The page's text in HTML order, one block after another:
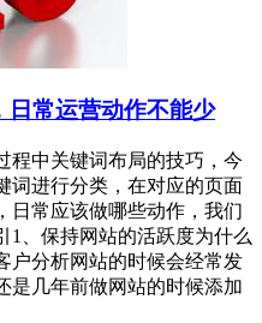
日常运营动作不能少
程中关键词布局的技巧，今
词进行分类，在对应的页面
日常应该做哪些动作，我们
1、保持网站的活跃度为什么
户分析网站的时候会经常发
是几年前做网站的时候添加